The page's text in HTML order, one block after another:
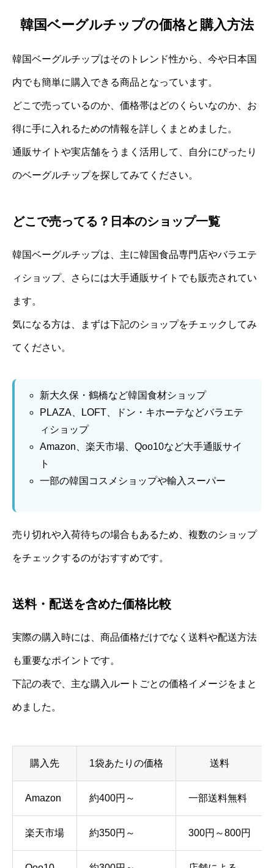
韓国ベーグルチップの価格と購入方法
韓国ベーグルチップはそのトレンド性から、今や日本国
内でも簡単に購入できる商品となっています。
どこで売っているのか、価格帯はどのくらいなのか、お
得に手に入れるための情報を詳しくまとめました。
通販サイトや実店舗をうまく活用して、自分にぴったり
のベーグルチップを探してみてください。
どこで売ってる？日本のショップ一覧
韓国ベーグルチップは、主に韓国食品専門店やバラエテ
ィショップ、さらには大手通販サイトでも販売されてい
ます。
気になる方は、まずは下記のショップをチェックしてみ
てください。
新大久保・鶴橋など韓国食材ショップ
PLAZA、LOFT、ドン・キホーテなどバラエテ
ィショップ
Amazon、楽天市場、Qoo10など大手通販サイ
ト
一部の韓国コスメショップや輸入スーパー
売り切れや入荷待ちの場合もあるため、複数のショップ
をチェックするのがおすすめです。
送料・配送を含めた価格比較
実際の購入時には、商品価格だけでなく送料や配送方法
も重要なポイントです。
下記の表で、主な購入ルートごとの価格イメージをまと
めました。
購入先 1袋あたりの価格 送料
Amazon 約400円～ 一部送料無料
楽天市場 約350円～ 300円～800円